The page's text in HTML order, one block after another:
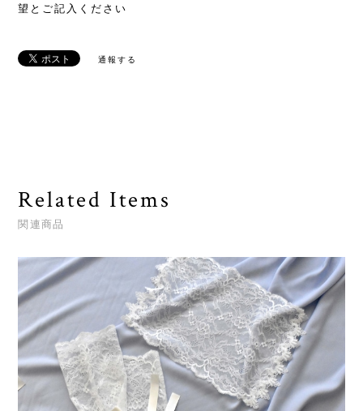
望とご記入ください
通報する
Related Items
関連商品